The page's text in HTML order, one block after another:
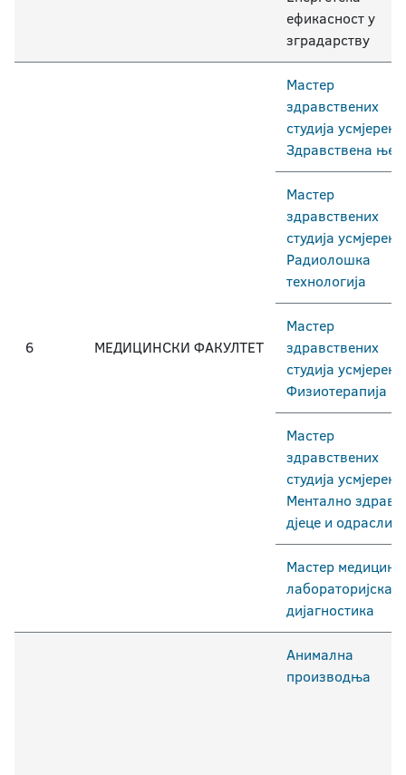
ефикасност у
зградарству
6 МЕДИЦИНСКИ ФАКУЛТЕТ
Мастер
здравствених
студија усмјерење
Здравствена
Мастер
здравствених
студија усмјерење
Радиолошка
технологија
Мастер
здравствених
студија усмјерење
Физиотерапија
Мастер
здравствених
студија усмјерење
Ментално
дјеце и одраслих
Мастер
лабораторијска
дијагностика
Анимална
производња